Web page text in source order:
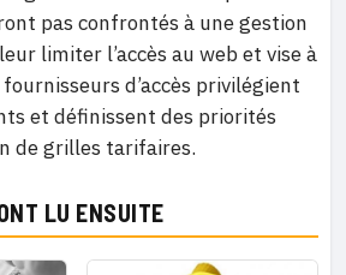
pas confrontés à une gestion
limiter l’accès au web et vise à
d’accès privilégient
et définissent des priorités
de grilles tarifaires.
LU ENSUITE